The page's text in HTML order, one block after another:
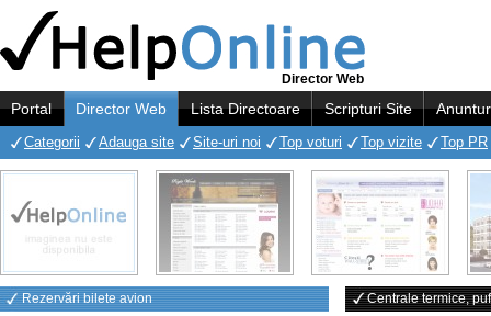
Director Web
Portal Director Web Lista Directoare Scripturi Site
Categorii Adauga site Site-uri noi Top voturi Top vizite Top PR
Rezervări bilete avion
Centrale termice,